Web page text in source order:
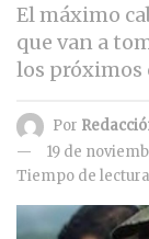
El máximo
que van a
los próximos
Por
19 de
Tiempo de